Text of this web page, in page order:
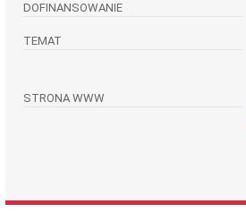
DOFINANSOWANIE
TEMAT
STRONA WWW